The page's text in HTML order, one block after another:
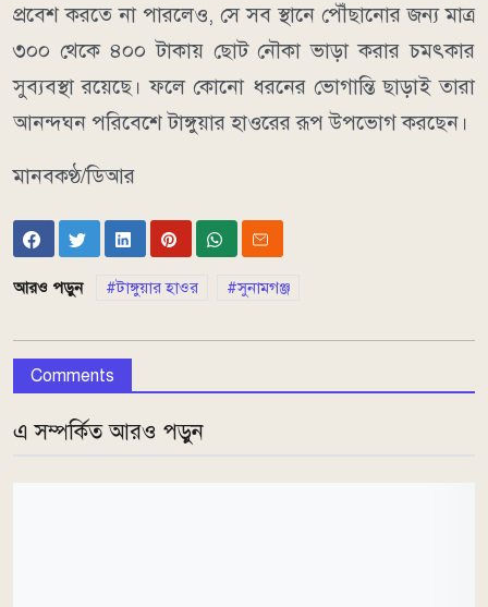
প্রবেশ করতে না পারলেও, সে সব স্থানে পৌঁছানোর জন্য মাত্র
৩০০ থেকে ৪০০ টাকায় ছোট নৌকা ভাড়া করার চমৎকার
সুব্যবস্থা রয়েছে। ফলে কোনো ধরনের ভোগান্তি ছাড়াই তারা
আনন্দঘন পরিবেশে টাঙ্গুয়ার হাওরের রূপ উপভোগ করছেন।
মানবকণ্ঠ/ডিআর
আরও পড়ুন টাঙ্গুয়ার হাওর সুনামগঞ্জ
Comments
এ সম্পর্কিত আরও পড়ুন